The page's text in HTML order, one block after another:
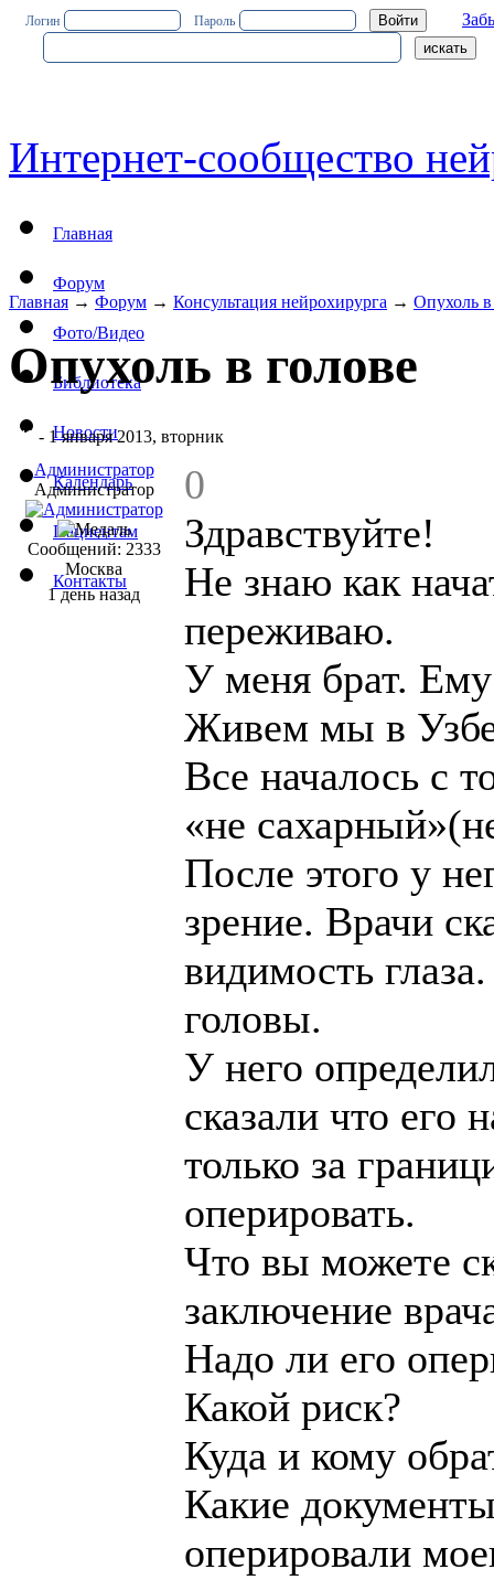
Логин Пароль
Интернет-сообщество
Главная
Форум
Фото/Видео
Библиотека
Новости
Календарь
Пациентам
Контакты
Главная → Форум → Консультация нейрохирурга → Опухоль в
Опухоль в голове
#1 - 1 января 2013, вторник
Администратор
Администратор
Сообщений: 2333
Москва
1 день назад
0
Здравствуйте!
Не знаю как
переживаю.
У меня брат.
Живем мы в
Все началось с
«не
После этого у
зрение. Врачи
видимость
головы.
У него
сказали что его
только за
оперировать.
Что вы можете
заключение
Надо ли его
Какой риск?
Куда и кому
Какие
оперировали